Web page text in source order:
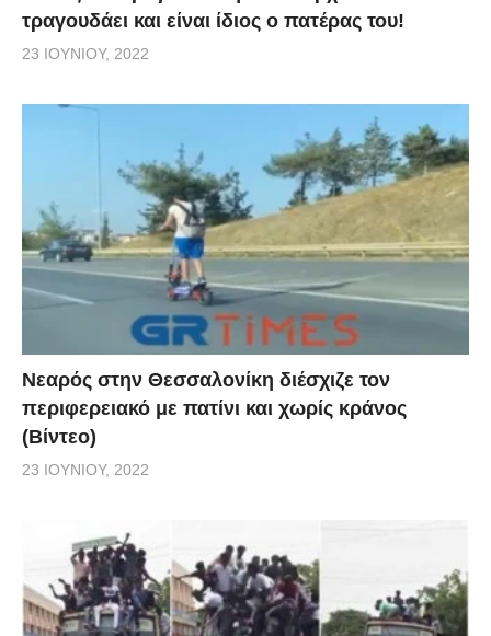
τραγουδάει και είναι ίδιος ο πατέρας του!
23 ΙΟΥΝΊΟΥ, 2022
Νεαρός στην Θεσσαλονίκη διέσχιζε τον
περιφερειακό με πατίνι και χωρίς κράνος
(Βίντεο)
23 ΙΟΥΝΊΟΥ, 2022